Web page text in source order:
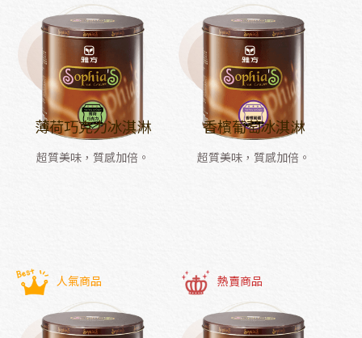
薄荷巧克力冰淇淋
超質美味，質感加倍。
香檳葡萄冰淇淋
超質美味，質感加倍。
人氣商品 熱賣商品